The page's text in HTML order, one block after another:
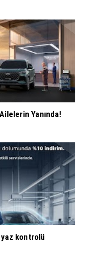
Yanında!
kontrolü